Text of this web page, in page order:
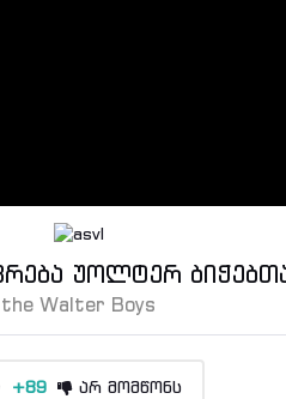
უოლტერ
Walter Boys
+89 არ მომწონს